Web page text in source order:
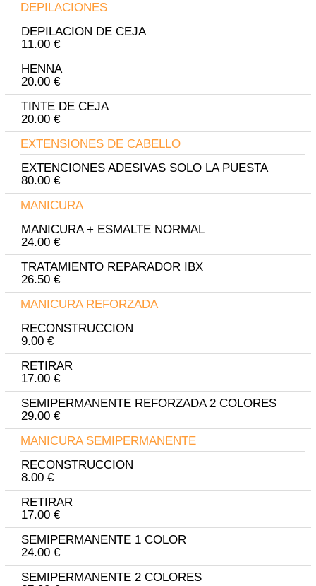
DEPILACIONES
DEPILACION DE CEJA
11.00 €
HENNA
20.00 €
TINTE DE CEJA
20.00 €
EXTENSIONES DE CABELLO
EXTENCIONES ADESIVAS SOLO LA PUESTA
80.00 €
MANICURA
MANICURA + ESMALTE NORMAL
24.00 €
TRATAMIENTO REPARADOR IBX
26.50 €
MANICURA REFORZADA
RECONSTRUCCION
9.00 €
RETIRAR
17.00 €
SEMIPERMANENTE REFORZADA 2 COLORES
29.00 €
MANICURA SEMIPERMANENTE
RECONSTRUCCION
8.00 €
RETIRAR
17.00 €
SEMIPERMANENTE 1 COLOR
24.00 €
SEMIPERMANENTE 2 COLORES